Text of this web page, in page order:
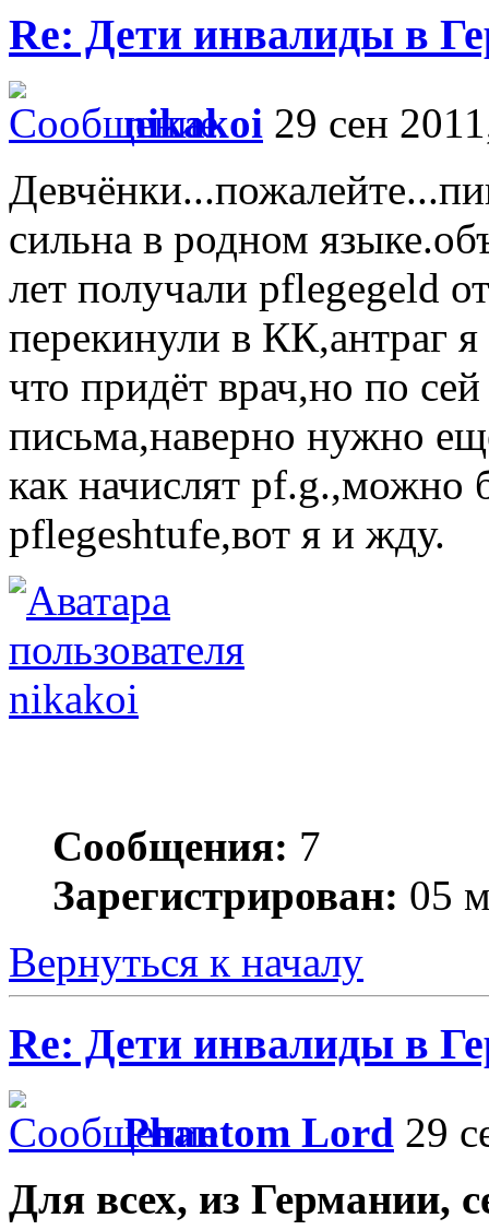
Re: Дети инвалиды в
nikakoi 29 сен
сильна в родном
лет получали pflegegeld
перекинули в КК,антраг я
что придёт врач,но по
письма,наверно нужно
как начислят pf.g.,можно
pflegeshtufe,вот я и жду.
nikakoi
Сообщения: 7
Зарегистрирован: 05
Вернуться к началу
Re: Дети инвалиды в
Phantom Lord 29
Для всех, из Германии,